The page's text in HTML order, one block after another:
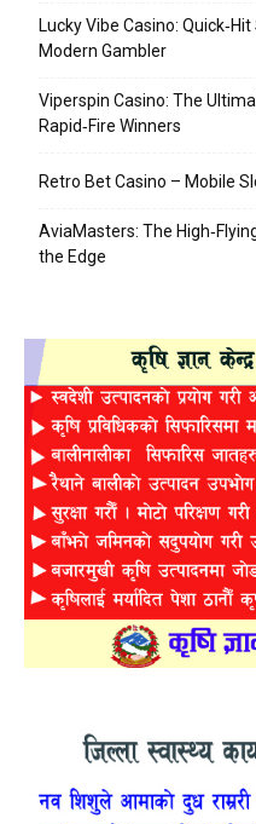
Lucky Vibe Casino:
Modern Gambler
Viperspin Casino: The
Rapid‑Fire Winners
Retro Bet Casino – Mobile
AviaMasters: The
the Edge